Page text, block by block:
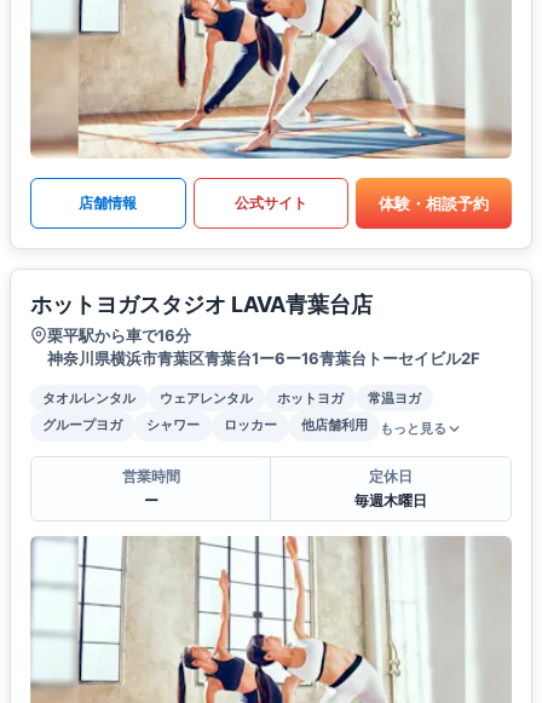
店舗情報 公式サイト 体験・相談予約
ホットヨガスタジオ LAVA青葉台店
栗平駅から車で16分
神奈川県横浜市青葉区青葉台1ー6ー16青葉台トーセイビル2F
タオルレンタル ウェアレンタル ホットヨガ
常温ヨガ
グループヨガ
シャワー ロッカー 他店舗利用 もっと見る
営業時間
ー
定休日
毎週木曜日